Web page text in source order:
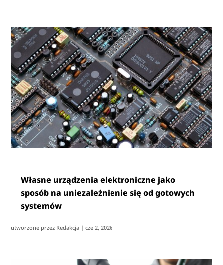
Własne urządzenia elektroniczne jako
sposób na uniezależnienie się od gotowych
systemów
utworzone przez Redakcja |cze 2, 2026